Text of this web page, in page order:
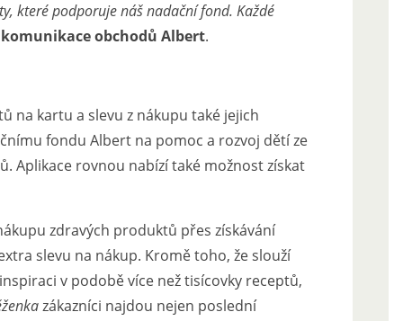
které podporuje náš nadační fond. Každé
obchodů Albert.
na kartu a slevu z nákupu také jejich
fondu Albert na pomoc a rozvoj dětí ze
Aplikace rovnou nabízí také možnost získat
zdravých produktů přes získávání
slevu na nákup. Kromě toho, že slouží
v podobě více než tisícovky receptů,
zákazníci najdou nejen poslední